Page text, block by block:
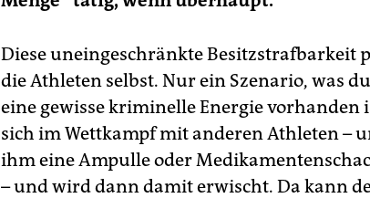
Diese uneingeschränkte Besitzstrafbarkeit
die Athleten selbst. Nur ein Szenario, was
eine gewisse kriminelle Energie vorhanden
sich im Wettkampf mit anderen Athleten –
ihm eine Ampulle oder
– und wird dann damit erwischt. Da kann